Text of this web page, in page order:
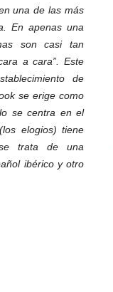
una de las más
En apenas una
son casi tan
a cara”. Este
de
se erige como
se centra en el
elogios) tiene
trata de una
ibérico y otro